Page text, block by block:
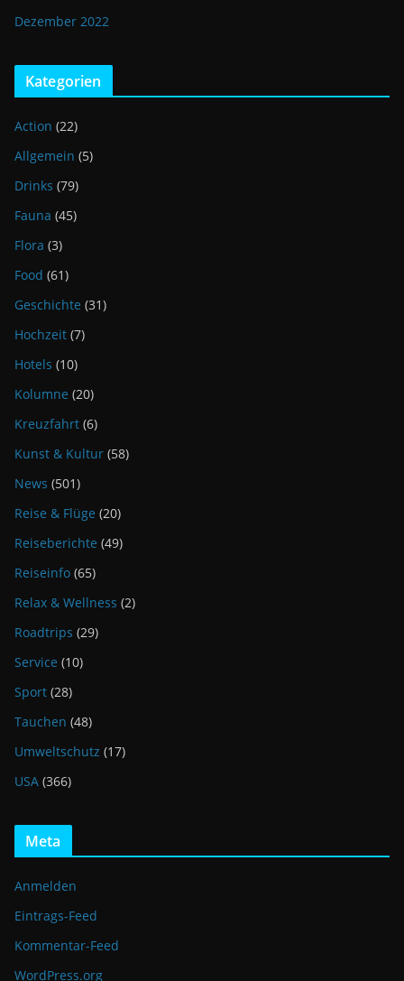
Dezember 2022
Kategorien
Action (22)
Allgemein (5)
Drinks (79)
Fauna (45)
Flora (3)
Food (61)
Geschichte (31)
Hochzeit (7)
Hotels (10)
Kolumne (20)
Kreuzfahrt (6)
Kunst & Kultur (58)
News (501)
Reise & Flüge (20)
Reiseberichte (49)
Reiseinfo (65)
Relax & Wellness (2)
Roadtrips (29)
Service (10)
Sport (28)
Tauchen (48)
Umweltschutz (17)
USA (366)
Meta
Anmelden
Eintrags-Feed
Kommentar-Feed
WordPress.org